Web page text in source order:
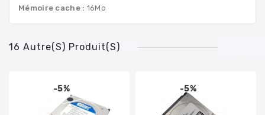
Mémoire cache : 16Mo
16 Autre(s) Produit(s)
-5% -5%